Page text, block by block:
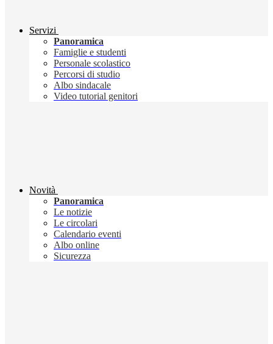
Servizi
Panoramica
Famiglie e studenti
Personale scolastico
Percorsi di studio
Albo sindacale
Video tutorial genitori
Novità
Panoramica
Le notizie
Le circolari
Calendario eventi
Albo online
Sicurezza